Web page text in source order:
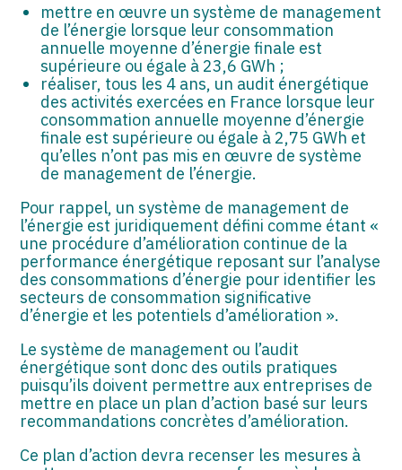
mettre en œuvre un système de management
de l’énergie lorsque leur consommation
annuelle moyenne d’énergie finale est
supérieure ou égale à 23,6 GWh ;
réaliser, tous les 4 ans, un audit énergétique
des activités exercées en France lorsque leur
consommation annuelle moyenne d’énergie
finale est supérieure ou égale à 2,75 GWh et
qu’elles n’ont pas mis en œuvre de système
de management de l’énergie.
Pour rappel, un système de management de
l’énergie est juridiquement défini comme étant «
une procédure d’amélioration continue de la
performance énergétique reposant sur l’analyse
des consommations d’énergie pour identifier les
secteurs de consommation significative
d’énergie et les potentiels d’amélioration ».
Le système de management ou l’audit
énergétique sont donc des outils pratiques
puisqu’ils doivent permettre aux entreprises de
mettre en place un plan d’action basé sur leurs
recommandations concrètes d’amélioration.
Ce plan d’action devra recenser les mesures à